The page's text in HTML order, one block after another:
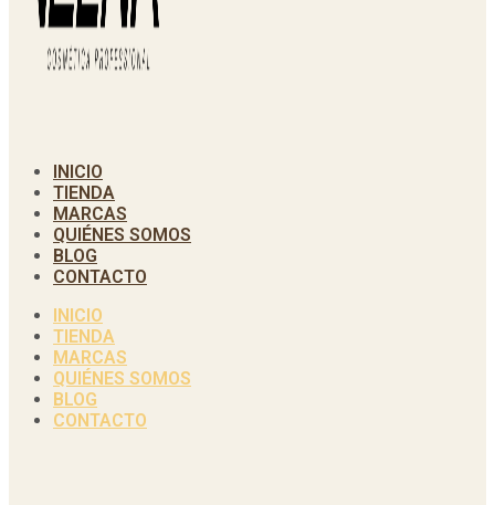
INICIO
TIENDA
MARCAS
QUIÉNES SOMOS
BLOG
CONTACTO
INICIO
TIENDA
MARCAS
QUIÉNES SOMOS
BLOG
CONTACTO